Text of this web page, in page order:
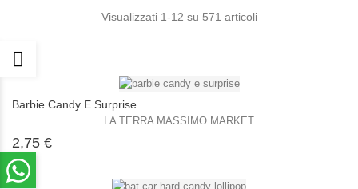
Visualizzati 1-12 su 571 articoli
Barbie Candy E Surprise
LA TERRA MASSIMO MARKET
2,75 €Prezzo